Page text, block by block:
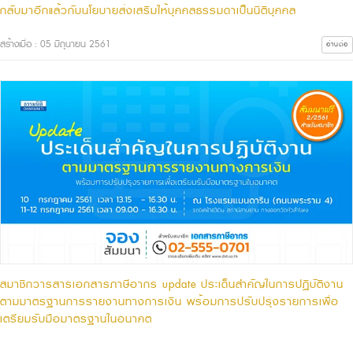
กลับมาอีกแล้วกับนโยบายส่งเสริมให้บุคคลธรรมดาเป็นนิติบุคคล
สร้างเมื่อ : 05 มิถุนายน 2561 อ่านต่อ
สมาชิกวารสารเอกสารภาษีอากร update ประเด็นสำคัญในการปฏิบัติงาน
ตามมาตรฐานการรายงานทางการเงิน พร้อมการปรับปรุงรายการเพื่อ
เตรียมรับมือมาตรฐานในอนาคต